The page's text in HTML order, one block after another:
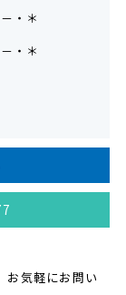
・＊
・＊
お気軽にお問い